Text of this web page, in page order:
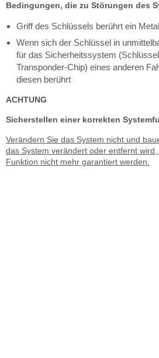
Bedingungen, die zu Störungen des
Griff des Schlüssels berührt ein
Wenn sich der Schlüssel in
für das Sicherheitssystem
Transponder-Chip) eines anderen
diesen berührt
ACHTUNG
Sicherstellen einer korrekten
Verändern Sie das System nicht und
das System verändert oder entfernt
Funktion nicht mehr garantiert werden.